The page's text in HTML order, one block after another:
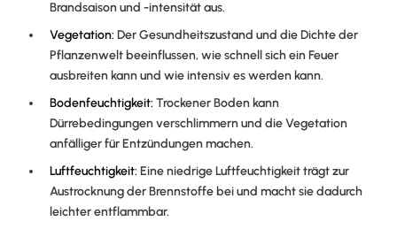
Brandsaison und -intensität aus.
Vegetation: Der Gesundheitszustand und die Dichte der
Pflanzenwelt beeinflussen, wie schnell sich ein Feuer
ausbreiten kann und wie intensiv es werden kann.
Bodenfeuchtigkeit: Trockener Boden kann
Dürrebedingungen verschlimmern und die Vegetation
anfälliger für Entzündungen machen.
Luftfeuchtigkeit: Eine niedrige Luftfeuchtigkeit trägt zur
Austrocknung der Brennstoffe bei und macht sie dadurch
leichter entflammbar.